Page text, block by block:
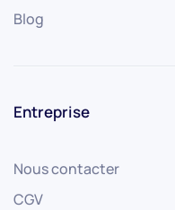
Blog
Entreprise
Nous contacter
CGV